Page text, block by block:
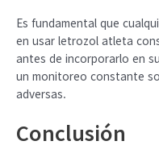
Es fundamental que
en usar letrozol atleta
antes de incorporarlo en
un monitoreo constante
adversas.
Conclusión